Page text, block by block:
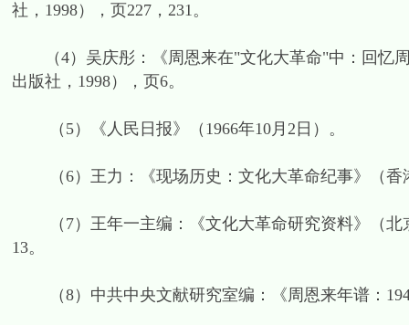
社，1998），页227，231。
（4）吴庆彤：《周恩来在"文化大革命"中：回忆
出版社，1998），页6。
（5）《人民日报》（1966年10月2日）。
（6）王力：《现场历史：文化大革命纪事》（香
（7）王年一主编：《文化大革命研究资料》（北
13。
（8）中共中央文献研究室编：《周恩来年谱：